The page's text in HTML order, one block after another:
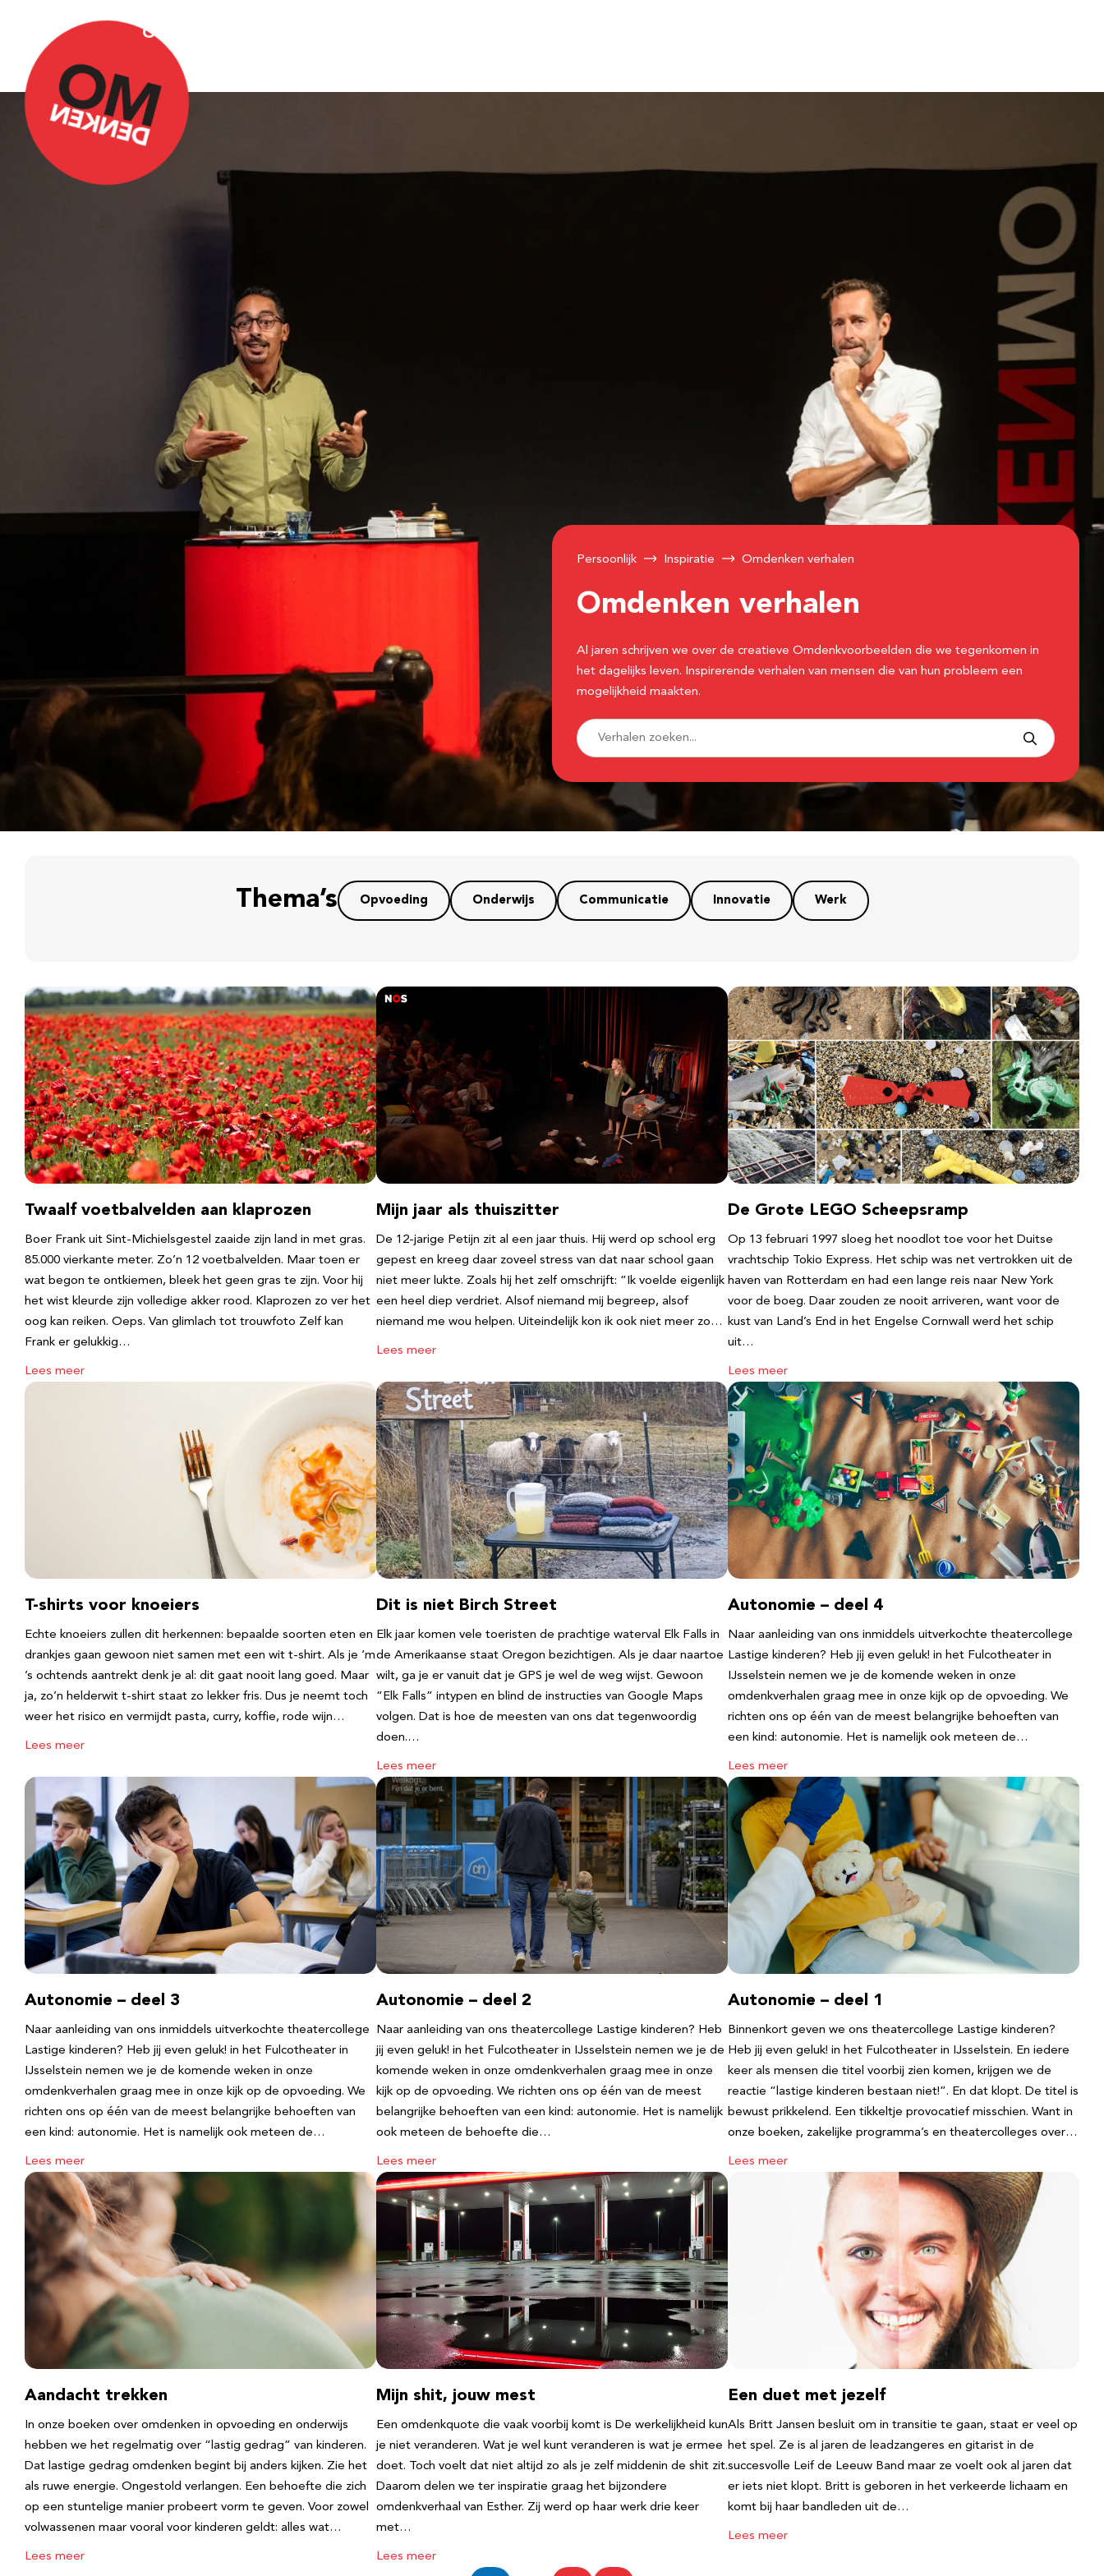
Over Omdenken
Persoonlijk Inspiratie Omdenken verhalen
Omdenken verhalen
Al jaren schrijven we over de creatieve Omdenkvoorbeelden die we tegenkomen in
het dagelijks leven. Inspirerende verhalen van mensen die van hun probleem een
mogelijkheid maakten.
Thema’s Opvoeding Onderwijs Communicatie Innovatie Werk
Twaalf voetbalvelden aan klaprozen
Boer Frank uit Sint-Michielsgestel zaaide zijn land in met gras.
85.000 vierkante meter. Zo’n 12 voetbalvelden. Maar toen er
wat begon te ontkiemen, bleek het geen gras te zijn. Voor hij
het wist kleurde zijn volledige akker rood. Klaprozen zo ver het
oog kan reiken. Oeps. Van glimlach tot trouwfoto Zelf kan
Frank er gelukkig…
Lees meer
Mijn jaar als thuiszitter
De 12-jarige Petijn zit al een jaar thuis. Hij werd op school erg
gepest en kreeg daar zoveel stress van dat naar school gaan
niet meer lukte. Zoals hij het zelf omschrijft: “Ik voelde eigenlijk
een heel diep verdriet. Alsof niemand mij begreep, alsof
niemand me wou helpen. Uiteindelijk kon ik ook niet meer zo…
Lees meer
De Grote LEGO Scheepsramp
Op 13 februari 1997 sloeg het noodlot toe voor het Duitse
vrachtschip Tokio Express. Het schip was net vertrokken uit de
haven van Rotterdam en had een lange reis naar New York
voor de boeg. Daar zouden ze nooit arriveren, want voor de
kust van Land’s End in het Engelse Cornwall werd het schip
uit…
Lees meer
T-shirts voor knoeiers
Echte knoeiers zullen dit herkennen: bepaalde soorten eten en
drankjes gaan gewoon niet samen met een wit t-shirt. Als je ‘m
’s ochtends aantrekt denk je al: dit gaat nooit lang goed. Maar
ja, zo’n helderwit t-shirt staat zo lekker fris. Dus je neemt toch
weer het risico en vermijdt pasta, curry, koffie, rode wijn…
Lees meer
Dit is niet Birch Street
Elk jaar komen vele toeristen de prachtige waterval Elk Falls in
de Amerikaanse staat Oregon bezichtigen. Als je daar naartoe
wilt, ga je er vanuit dat je GPS je wel de weg wijst. Gewoon
“Elk Falls” intypen en blind de instructies van Google Maps
volgen. Dat is hoe de meesten van ons dat tegenwoordig
doen.…
Lees meer
Autonomie – deel 4
Naar aanleiding van ons inmiddels uitverkochte theatercollege
Lastige kinderen? Heb jij even geluk! in het Fulcotheater in
IJsselstein nemen we je de komende weken in onze
omdenkverhalen graag mee in onze kijk op de opvoeding. We
richten ons op één van de meest belangrijke behoeften van
een kind: autonomie. Het is namelijk ook meteen de…
Lees meer
Autonomie – deel 3
Naar aanleiding van ons inmiddels uitverkochte theatercollege
Lastige kinderen? Heb jij even geluk! in het Fulcotheater in
IJsselstein nemen we je de komende weken in onze
omdenkverhalen graag mee in onze kijk op de opvoeding. We
richten ons op één van de meest belangrijke behoeften van
een kind: autonomie. Het is namelijk ook meteen de…
Lees meer
Autonomie – deel 2
Naar aanleiding van ons theatercollege Lastige kinderen? Heb
jij even geluk! in het Fulcotheater in IJsselstein nemen we je de
komende weken in onze omdenkverhalen graag mee in onze
kijk op de opvoeding. We richten ons op één van de meest
belangrijke behoeften van een kind: autonomie. Het is namelijk
ook meteen de behoefte die…
Lees meer
Autonomie – deel 1
Binnenkort geven we ons theatercollege Lastige kinderen?
Heb jij even geluk! in het Fulcotheater in IJsselstein. En iedere
keer als mensen die titel voorbij zien komen, krijgen we de
reactie “lastige kinderen bestaan niet!”. En dat klopt. De titel is
bewust prikkelend. Een tikkeltje provocatief misschien. Want in
onze boeken, zakelijke programma’s en theatercolleges over…
Lees meer
Aandacht trekken
In onze boeken over omdenken in opvoeding en onderwijs
hebben we het regelmatig over “lastig gedrag” van kinderen.
Dat lastige gedrag omdenken begint bij anders kijken. Zie het
als ruwe energie. Ongestold verlangen. Een behoefte die zich
op een stuntelige manier probeert vorm te geven. Voor zowel
volwassenen maar vooral voor kinderen geldt: alles wat…
Lees meer
Mijn shit, jouw mest
Een omdenkquote die vaak voorbij komt is De werkelijkheid kun
je niet veranderen. Wat je wel kunt veranderen is wat je ermee
doet. Toch voelt dat niet altijd zo als je zelf middenin de shit zit.
Daarom delen we ter inspiratie graag het bijzondere
omdenkverhaal van Esther. Zij werd op haar werk drie keer
met…
Lees meer
Een duet met jezelf
Als Britt Jansen besluit om in transitie te gaan, staat er veel op
het spel. Ze is al jaren de leadzangeres en gitarist in de
succesvolle Leif de Leeuw Band maar ze voelt ook al jaren dat
er iets niet klopt. Britt is geboren in het verkeerde lichaam en
komt bij haar bandleden uit de…
Lees meer